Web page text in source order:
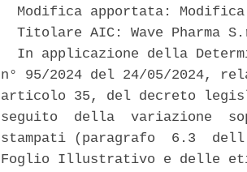
Modifica apportata:
Titolare AIC: Wave Pharma
In applicazione della
n° 95/2024 del 24/05/2024,
articolo 35, del decreto
seguito  della  variazione
stampati (paragrafo  6.3
Foglio Illustrativo e delle